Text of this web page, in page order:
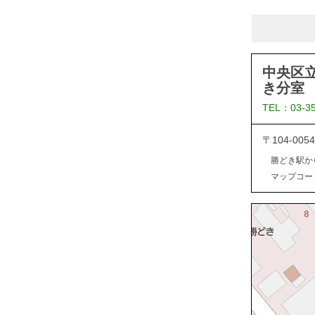
中央区
き分室
TEL：03-
〒104-
勝どき駅
マップコ